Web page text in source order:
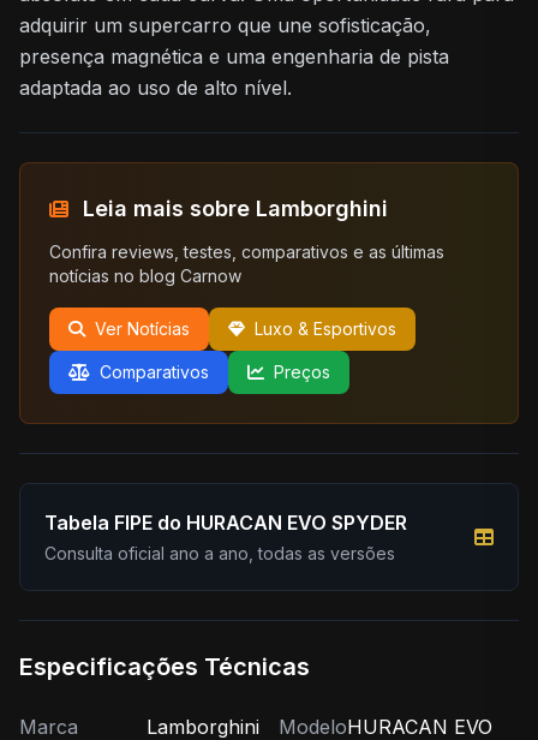
adquirir um supercarro que une sofisticação,
presença magnética e uma engenharia de pista
adaptada ao uso de alto nível.
Leia mais sobre Lamborghini
Confira reviews, testes, comparativos e as últimas
notícias no blog Carnow
Ver Notícias Luxo & Esportivos
Comparativos Preços
Tabela FIPE do HURACAN EVO SPYDER
Consulta oficial ano a ano, todas as versões
Especificações Técnicas
Marca Lamborghini ModeloHURACAN EVO